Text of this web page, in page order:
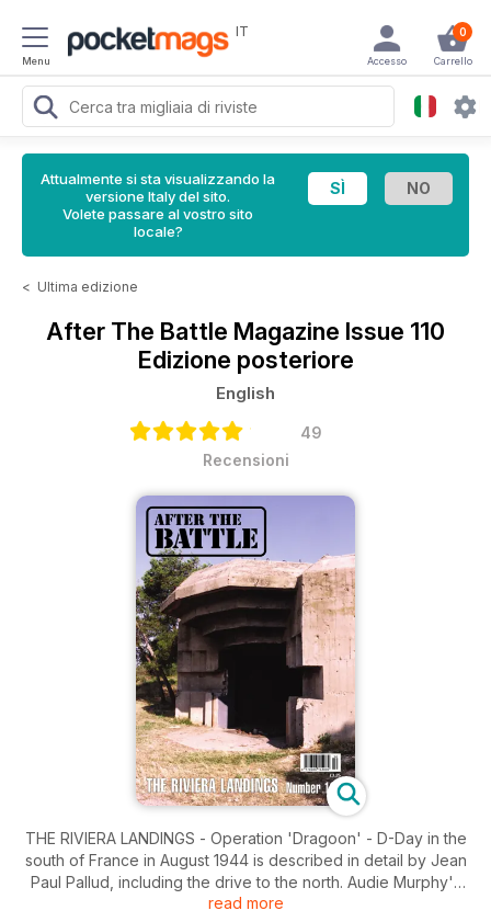
Menu
IT 0
Carrello
Accesso
Attualmente si sta visualizzando la
versione Italy del sito.
Volete passare al vostro sito
locale?
< Ultima edizione
After The Battle Magazine Issue 110
Edizione posteriore
English
49
Recensioni
THE RIVIERA LANDINGS - Operation 'Dragoon' - D-Day in the
south of France in August 1944 is described in detail by Jean
Paul Pallud, including the drive to the north. Audie Murphy's
Distinguished Service Cross - Audie's close friend, David
read more